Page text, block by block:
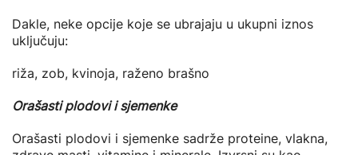
Dakle, neke opcije koje se ubrajaju u ukupni iznos
uključuju:
riža, zob, kvinoja, raženo brašno
Orašasti plodovi i sjemenke
Orašasti plodovi i sjemenke sadrže proteine, vlakna,